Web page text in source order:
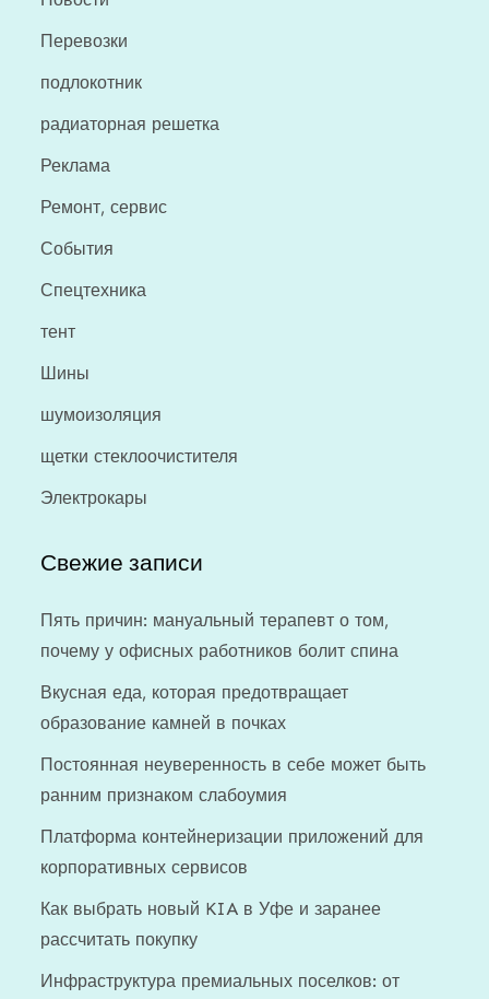
Перевозки
подлокотник
радиаторная решетка
Реклама
Ремонт, сервис
События
Спецтехника
тент
Шины
шумоизоляция
щетки стеклоочистителя
Электрокары
Свежие записи
Пять причин: мануальный терапевт о том,
почему у офисных работников болит спина
Вкусная еда, которая предотвращает
образование камней в почках
Постоянная неуверенность в себе может быть
ранним признаком слабоумия
Платформа контейнеризации приложений для
корпоративных сервисов
Как выбрать новый KIA в Уфе и заранее
рассчитать покупку
Инфраструктура премиальных поселков: от